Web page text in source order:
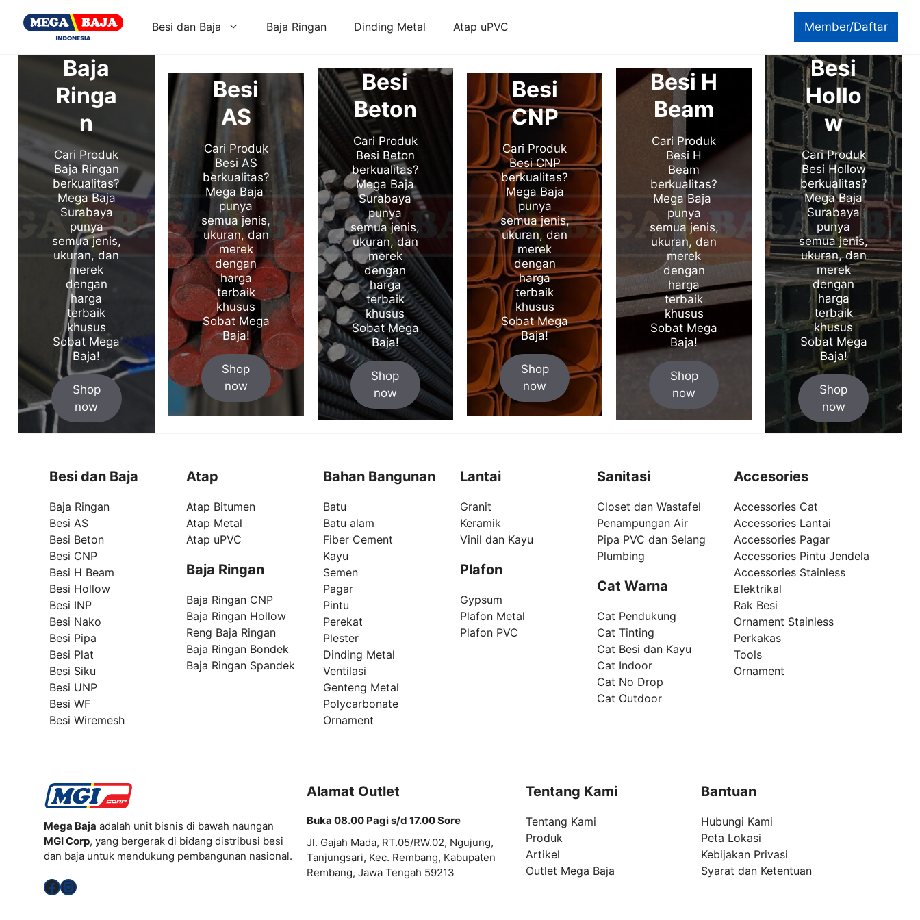
Member/Daftar
Besi dan Baja Baja Ringan Dinding Metal Atap uPVC
Baja
Ringa
n
Cari Produk
Baja Ringan
berkualitas?
Mega Baja
Surabaya
punya
semua jenis,
ukuran, dan
merek
dengan
harga
terbaik
khusus
Sobat Mega
Baja!
Shop
now
Besi
AS
Cari Produk
Besi AS
berkualitas?
Mega Baja
punya
semua jenis,
ukuran, dan
merek
dengan
harga
terbaik
khusus
Sobat Mega
Baja!
Shop
now
Besi
Beton
Cari Produk
Besi Beton
berkualitas?
Mega Baja
Surabaya
punya
semua jenis,
ukuran, dan
merek
dengan
harga
terbaik
khusus
Sobat Mega
Baja!
Shop
now
Besi
CNP
Cari Produk
Besi CNP
berkualitas?
Mega Baja
punya
semua jenis,
ukuran, dan
merek
dengan
harga
terbaik
khusus
Sobat Mega
Baja!
Shop
now
Besi H
Beam
Cari Produk
Besi H
Beam
berkualitas?
Mega Baja
punya
semua jenis,
ukuran, dan
merek
dengan
harga
terbaik
khusus
Sobat Mega
Baja!
Shop
now
Besi
Hollo
w
Cari Produk
Besi Hollow
berkualitas?
Mega Baja
Surabaya
punya
semua jenis,
ukuran, dan
merek
dengan
harga
terbaik
khusus
Sobat Mega
Baja!
Shop
now
Besi dan Baja
Baja Ringan
Besi AS
Besi Beton
Besi CNP
Besi H Beam
Besi Hollow
Besi INP
Besi Nako
Besi Pipa
Besi Plat
Besi Siku
Besi UNP
Besi WF
Besi Wiremesh
Atap
Atap Bitumen
Atap Metal
Atap uPVC
Baja Ringan
Baja Ringan CNP
Baja Ringan Hollow
Reng Baja Ringan
Baja Ringan Bondek
Baja Ringan Spandek
Bahan Bangunan
Batu
Batu alam
Fiber Cement
Kayu
Semen
Pagar
Pintu
Perekat
Plester
Dinding Metal
Ventilasi
Genteng Metal
Polycarbonate
Ornament
Lantai
Granit
Keramik
Vinil dan Kayu
Plafon
Gypsum
Plafon Metal
Plafon PVC
Sanitasi
Closet dan Wastafel
Penampungan Air
Pipa PVC dan Selang
Plumbing
Cat Warna
Cat Pendukung
Cat Tinting
Cat Besi dan Kayu
Cat Indoor
Cat No Drop
Cat Outdoor
Accesories
Accessories Cat
Accessories Lantai
Accessories Pagar
Accessories Pintu Jendela
Accessories Stainless
Elektrikal
Rak Besi
Ornament Stainless
Perkakas
Tools
Ornament
Mega Baja adalah unit bisnis di bawah naungan
MGI Corp, yang bergerak di bidang distribusi besi
dan baja untuk mendukung pembangunan nasional.
Facebook
Instagram
Alamat Outlet
Buka 08.00 Pagi s/d 17.00 Sore
Jl. Gajah Mada, RT.05/RW.02, Ngujung,
Tanjungsari, Kec. Rembang, Kabupaten
Rembang, Jawa Tengah 59213
Tentang Kami
Tentang Kami
Produk
Artikel
Outlet Mega Baja
Bantuan
Hubungi Kami
Peta Lokasi
Kebijakan Privasi
Syarat dan Ketentuan